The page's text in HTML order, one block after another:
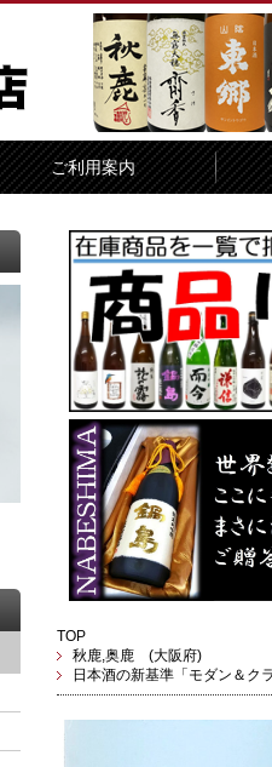
ご利用案内
TOP
秋鹿,奥鹿 (大阪府)
日本酒の新基準「モダン＆ク